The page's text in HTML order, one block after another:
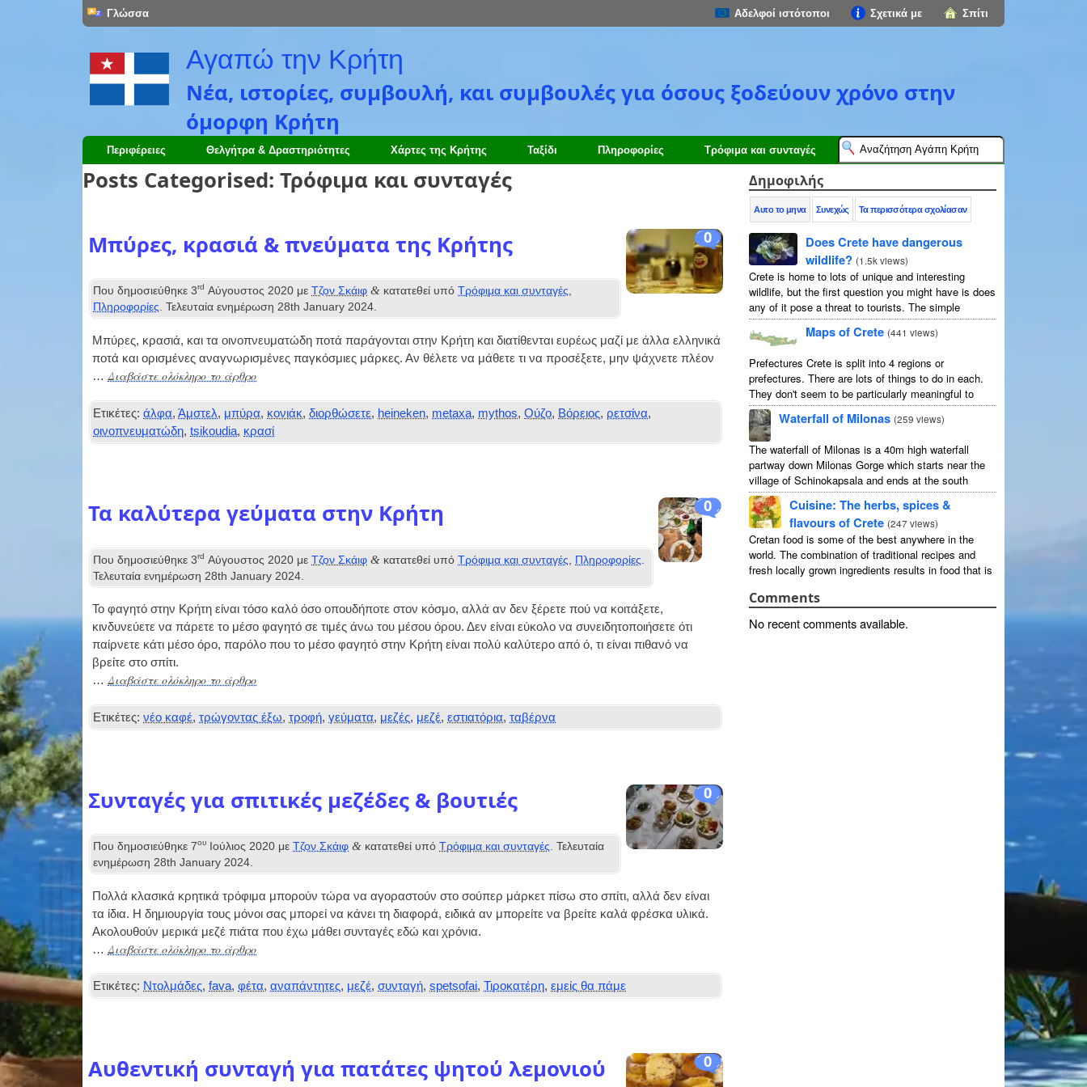
Σπίτι
Σχετικά με
Αδελφοί ιστότοποι
Γλώσσα
Αγαπώ την Κρήτη
Νέα, ιστορίες, συμβουλή, και συμβουλές για όσους ξοδεύουν χρόνο στην
όμορφη Κρήτη
Περιφέρειες Θελγήτρα & Δραστηριότητες Χάρτες της Κρήτης Ταξίδι Πληροφορίες Τρόφιμα και συνταγές
Posts Categorised: Τρόφιμα και συνταγές
0
Μπύρες, κρασιά & πνεύματα της Κρήτης
Που δημοσιεύθηκε3rd Αύγουστος 2020 μεΤζον Σκάιφ & κατατεθεί υπόΤρόφιμα και συνταγές,
Πληροφορίες. Τελευταία ενημέρωση28th January 2024.
Μπύρες, κρασιά, και τα οινοπνευματώδη ποτά παράγονται στην Κρήτη και διατίθενται ευρέως μαζί με άλλα ελληνικά
ποτά και ορισμένες αναγνωρισμένες παγκόσμιες μάρκες. Αν θέλετε να μάθετε τι να προσέξετε, μην ψάχνετε πλέον
…Διαβάστε ολόκληρο το άρθρο
Ετικέτες: άλφα,Άμστελ, μπύρα, κονιάκ,διορθώσετε, heineken, metaxa, mythos,Ούζο, Βόρειος, ρετσίνα,
οινοπνευματώδη,tsikoudia, κρασί
0
Τα καλύτερα γεύματα στην Κρήτη
Που δημοσιεύθηκε3rd Αύγουστος 2020 μεΤζον Σκάιφ & κατατεθεί υπόΤρόφιμα και συνταγές Πληροφορίες
Τελευταία ενημέρωση 28th January 2024
Το φαγητό στην Κρήτη είναι τόσο καλό όσο οπουδήποτε στον κόσμο, αλλά αν δεν ξέρετε πού να κοιτάξετε,
κινδυνεύετε να πάρετε το μέσο φαγητό σε τιμές άνω του μέσου όρου. Δεν είναι εύκολο να συνειδητοποιήσετε ότι
παίρνετε κάτι μέσο όρο, παρόλο που το μέσο φαγητό στην Κρήτη είναι πολύ καλύτερο από ό, τι είναι πιθανό να
βρείτε στο σπίτι.
…Διαβάστε ολόκληρο το άρθρο
Ετικέτες: νέο καφέ,τρώγοντας έξω,τροφή,γεύματα, μεζές, μεζέ,εστιατόρια,ταβέρνα
0
Συνταγές για σπιτικές μεζέδες & βουτιές
Που δημοσιεύθηκε7ου Ιούλιος 2020 μεΤζον Σκάιφ & κατατεθεί υπόΤρόφιμα και συνταγές . Τελευταία
ενημέρωση 28th January 2024
Πολλά κλασικά κρητικά τρόφιμα μπορούν τώρα να αγοραστούν στο σούπερ μάρκετ πίσω στο σπίτι, αλλά δεν είναι
τα ίδια. Η δημιουργία τους μόνοι σας μπορεί να κάνει τη διαφορά, ειδικά αν μπορείτε να βρείτε καλά φρέσκα υλικά.
Ακολουθούν μερικά μεζέ πιάτα που έχω μάθει συνταγές εδώ και χρόνια.
… Διαβάστε ολόκληρο το άρθρο
Ετικέτες: Ντολμάδες,fava,φέτα,αναπάντητες, μεζέ,συνταγή,spetsofai,Τιροκατέρη,εμείς θα πάμε
0
Αυθεντική συνταγή για πατάτες ψητού λεμονιού
Δημοφιλής
Αυτο το μηνα Συνεχώς Τα περισσότερα σχολίασαν
Does Crete have dangerous
wildlife? (1.5k views)
Crete is home to lots of unique and interesting
wildlife, but the first question you might have is does
any of it pose a threat to tourists. The simple
answer is no, but as usual ...
Maps of Crete (441 views)
Prefectures Crete is split into 4 regions or
prefectures. There are lots of things to do in each.
They don't seem to be particularly meaningful to
most visitors so instead we categorise things by the
...
Waterfall of Milonas (259 views)
The waterfall of Milonas is a 40m high waterfall
partway down Milonas Gorge which starts near the
village of Schinokapsala and ends at the south
coast 20 mins east of Ierapetra at Avra beach. The
...
Cuisine: The herbs, spices &
flavours of Crete (247 views)
Cretan food is some of the best anywhere in the
world. The combination of traditional recipes and
fresh locally grown ingredients results in food that is
Comments
No recent comments available.